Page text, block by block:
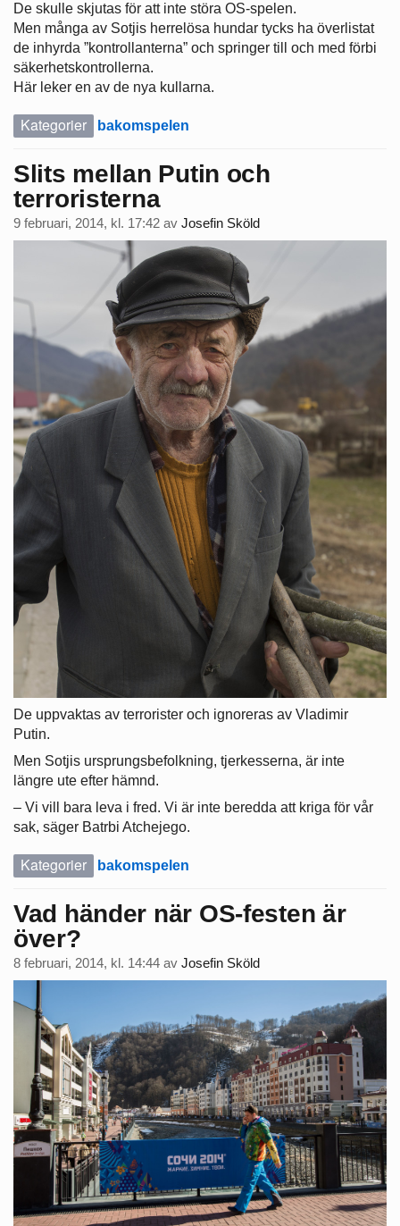
De skulle skjutas för att inte störa OS-spelen.
Men många av Sotjis herrelösa hundar tycks ha överlistat
de inhyrda ”kontrollanterna” och springer till och med förbi
säkerhetskontrollerna.
Här leker en av de nya kullarna.
Kategorier bakomspelen
Slits mellan Putin och
terroristerna
9 februari, 2014, kl. 17:42 av Josefin Sköld
De uppvaktas av terrorister och ignoreras av Vladimir
Putin.
Men Sotjis ursprungsbefolkning, tjerkesserna, är inte
längre ute efter hämnd.
– Vi vill bara leva i fred. Vi är inte beredda att kriga för vår
sak, säger Batrbi Atchejego.
Kategorier bakomspelen
Vad händer när OS-festen är
över?
8 februari, 2014, kl. 14:44 av Josefin Sköld